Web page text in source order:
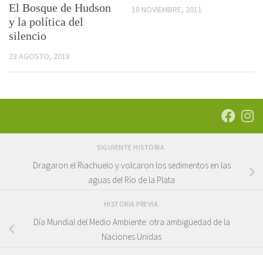
El Bosque de Hudson
y la política del
silencio
23 AGOSTO, 2018
18 NOVIEMBRE, 2011
SIGUIENTE HISTORIA
Dragaron el Riachuelo y volcaron los sedimentos en las
aguas del Río de la Plata
HISTORIA PREVIA
Día Mundial del Medio Ambiente: otra ambigüedad de la
Naciones Unidas